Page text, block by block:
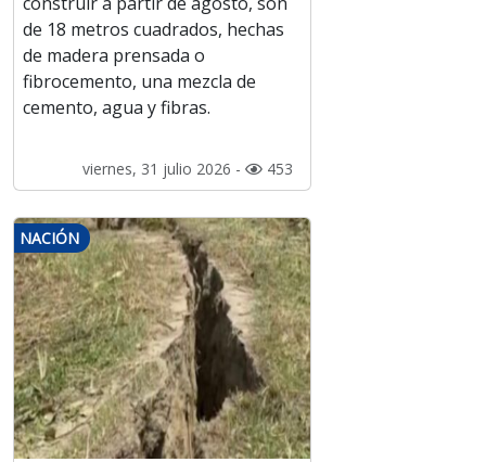
de 18 metros cuadrados, hechas
de madera prensada o
fibrocemento, una mezcla de
cemento, agua y fibras.
viernes, 31 julio 2026 - 453
NACIÓN